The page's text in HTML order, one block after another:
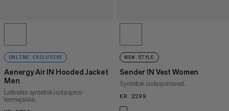
ONLINE EXCLUSIVE
Aenergy Air IN Hooded Jacket
Men
Lettvekts syntetisk isolasjons-
termejakke.
NEW STYLE
Sender IN Vest Women
Syntetisk isolasjonsvest.
KR 2299